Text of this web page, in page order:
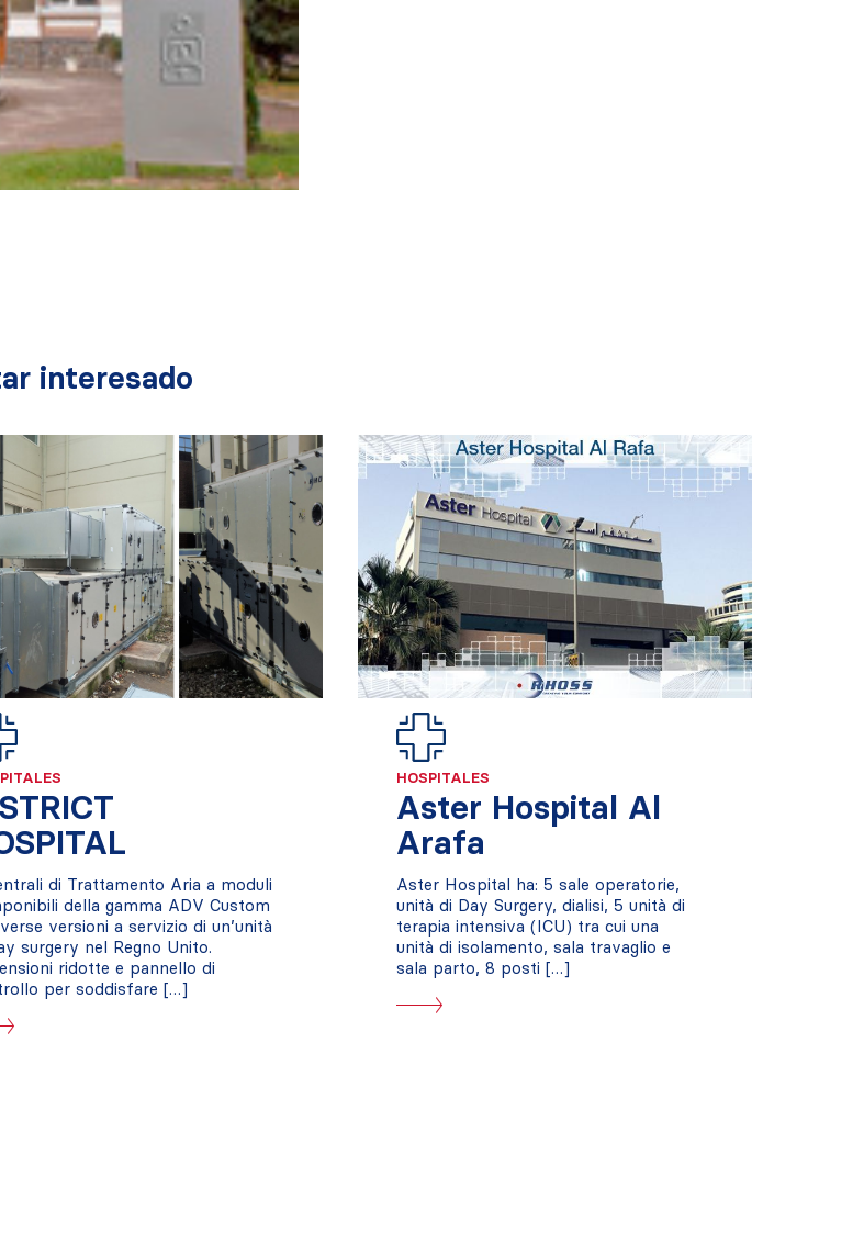
interesado
di Trattamento Aria a moduli
della gamma ADV Custom
versioni a servizio di un’unità
surgery nel Regno Unito.
ridotte e pannello di
per soddisfare […]
HOSPITALES
Aster Hospital Al
Arafa
Aster Hospital ha: 5 sale operatorie,
unità di Day Surgery, dialisi, 5 unità di
terapia intensiva (ICU) tra cui una
unità di isolamento, sala travaglio e
sala parto, 8 posti […]